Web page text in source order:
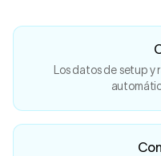
Los datos de setup